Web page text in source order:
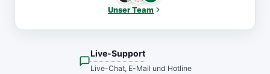
Unser Team
Live-Support
Live-Chat, E-Mail und Hotline